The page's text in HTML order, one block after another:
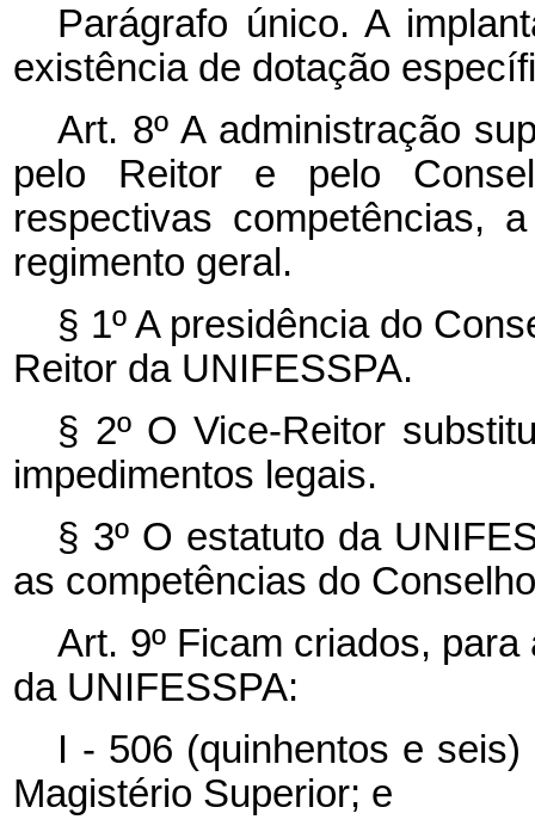
Parágrafo único. A
existência de dotação
Art. 8º A administração
pelo Reitor e pelo
respectivas competências,
regimento geral.
§ 1º A presidência do
Reitor da UNIFESSPA.
§ 2º O Vice-Reitor
impedimentos legais.
§ 3º O estatuto da
as competências do
Art. 9º Ficam criados,
da UNIFESSPA:
I - 506 (quinhentos e
Magistério Superior; e